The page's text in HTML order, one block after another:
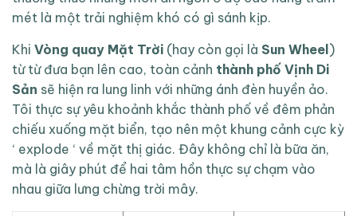
mét là một trải nghiệm khó có gì sánh kịp.
Khi Vòng quay Mặt Trời (hay còn gọi là Sun Wheel )
từ từ đưa bạn lên cao, toàn cảnh thành phố Vịnh Di
Sản sẽ hiện ra lung linh với những ánh đèn huyền ảo.
Tôi thực sự yêu khoảnh khắc thành phố về đêm phản
chiếu xuống mặt biển, tạo nên một khung cảnh cực kỳ
‘ explode ‘ về mặt thị giác. Đây không chỉ là bữa ăn,
mà là giây phút để hai tâm hồn thực sự chạm vào
nhau giữa lưng chừng trời mây.